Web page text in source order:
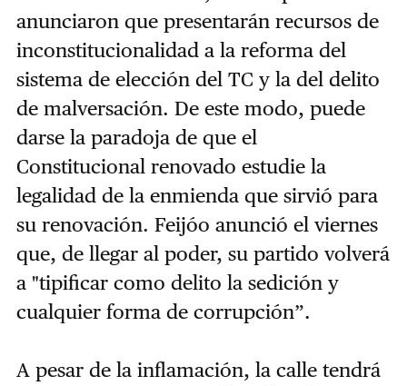
anunciaron que presentarán recursos de
inconstitucionalidad a la reforma del
sistema de elección del TC y la del delito
de malversación. De este modo, puede
darse la paradoja de que el
Constitucional renovado estudie la
legalidad de la enmienda que sirvió para
su renovación. Feijóo anunció el viernes
que, de llegar al poder, su partido volverá
a "tipificar como delito la sedición y
cualquier forma de corrupción”.
A pesar de la inflamación, la calle tendrá